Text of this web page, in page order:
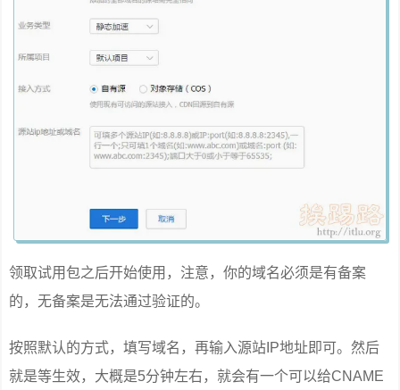
领取试用包之后开始使用，注意，你的域名必须是有备案
的，无备案是无法通过验证的。
按照默认的方式，填写域名，再输入源站IP地址即可。然后
就是等生效，大概是5分钟左右，就会有一个可以给CNAME